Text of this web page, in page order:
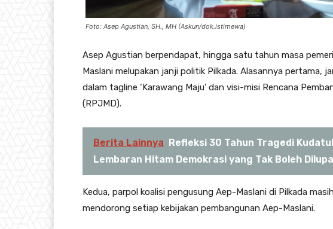
Foto: Asep Agustian, SH., MH (Askun/dok.istimewa)
Asep Agustian berpendapat, hingga satu tahun masa
Maslani melupakan janji politik Pilkada. Alasannya pertama,
dalam tagline ‘Karawang Maju’ dan visi-misi Rencana
(RPJMD).
Berita Lainnya
Refleksi 30 Tahun Tragedi
Lembaran Hitam Demokrasi yang Tak Boleh
Kedua, parpol koalisi pengusung Aep-Maslani di Pilkada
mendorong setiap kebijakan pembangunan Aep-Maslani.